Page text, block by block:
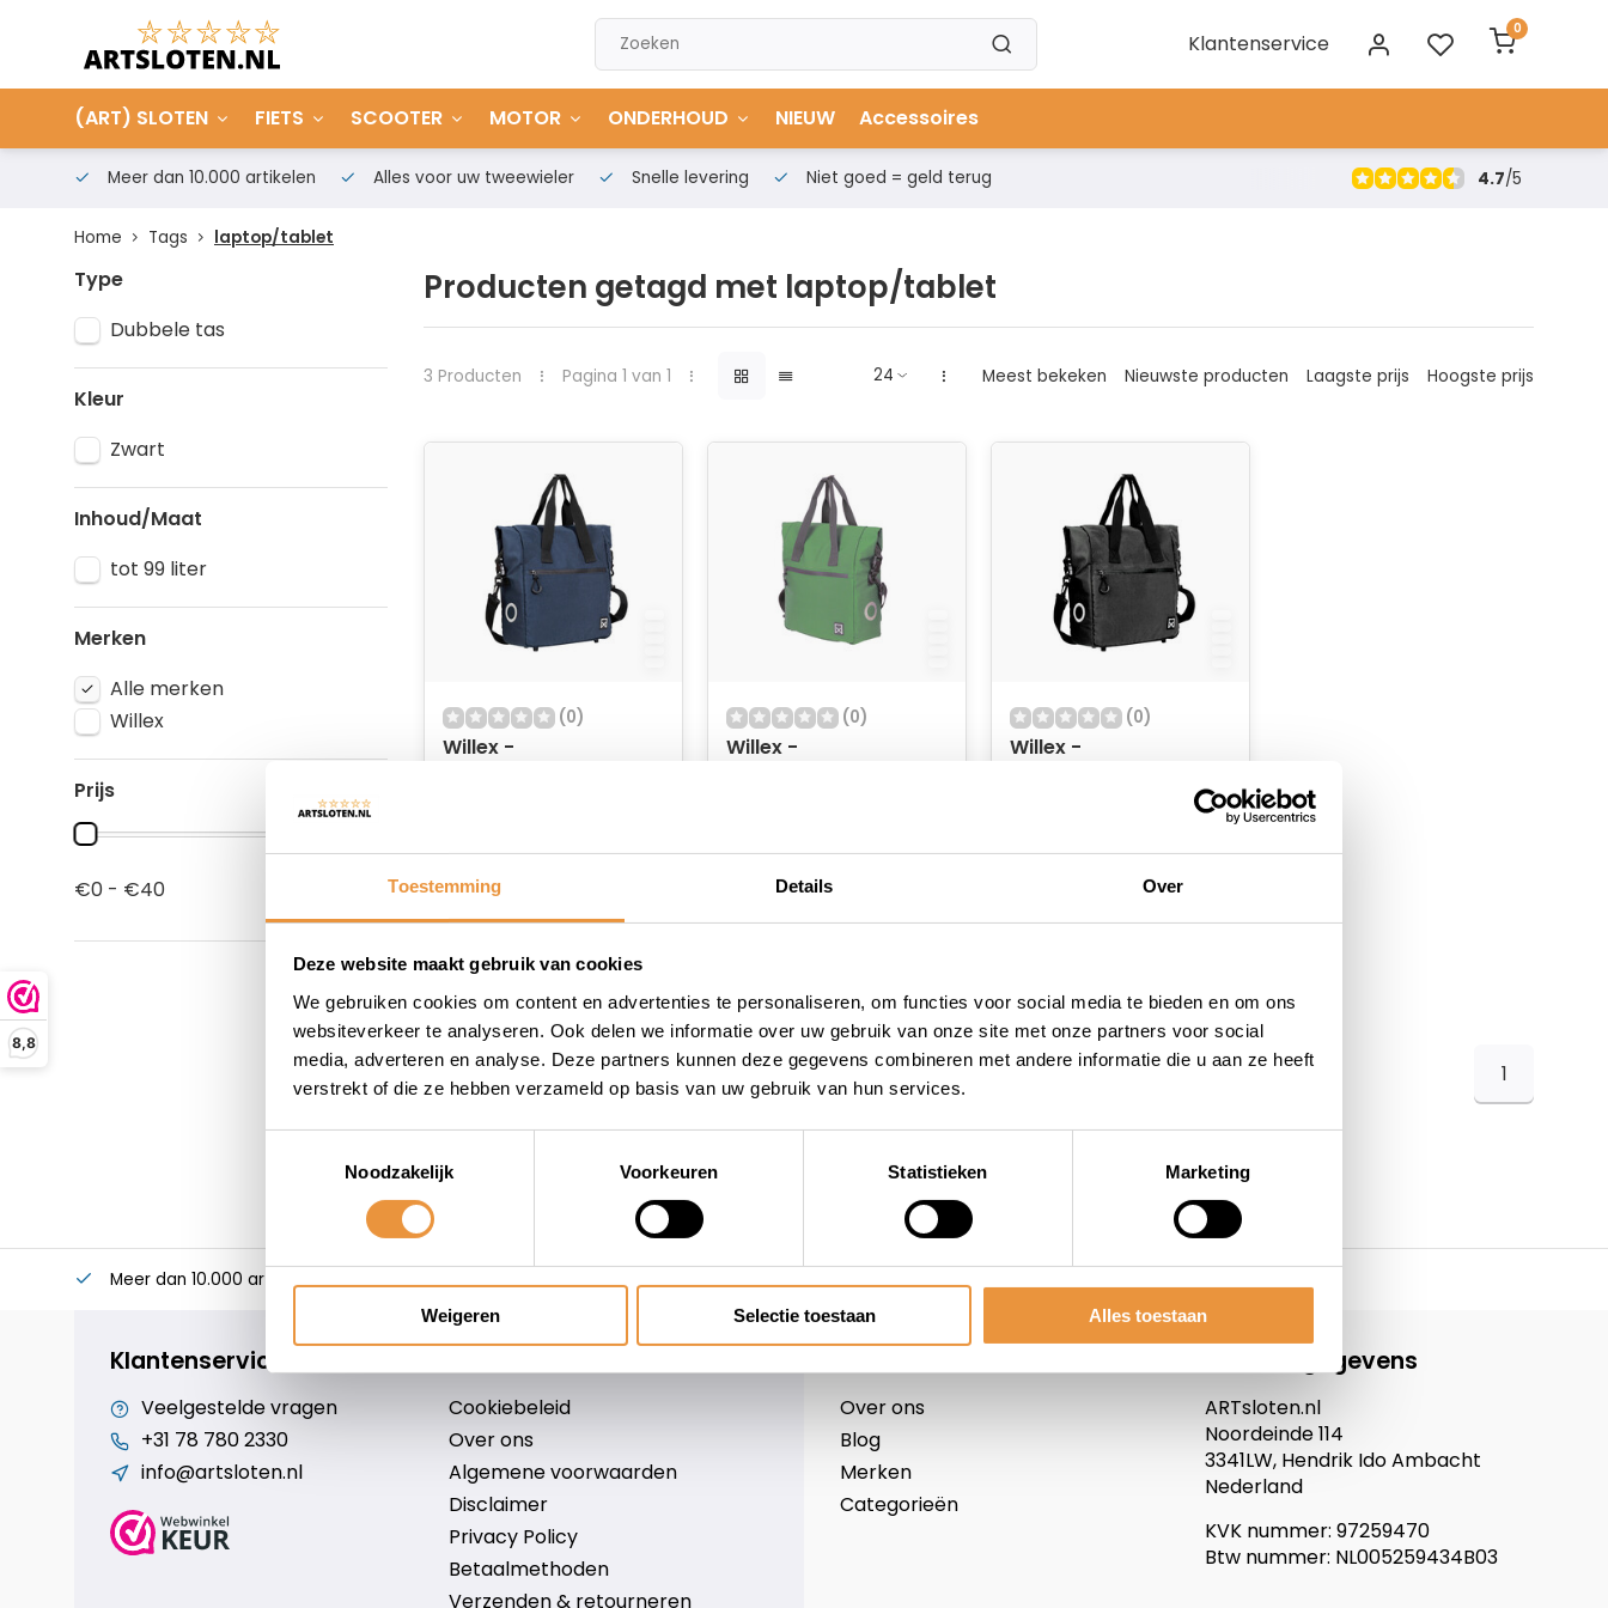
Toestemming Details Over
Deze website maakt gebruik van cookies
We gebruiken cookies om content en advertenties te personaliseren, om functies voor social media te bieden en om ons
websiteverkeer te analyseren. Ook delen we informatie over uw gebruik van onze site met onze partners voor social
media, adverteren en analyse. Deze partners kunnen deze gegevens combineren met andere informatie die u aan ze heeft
verstrekt of die ze hebben verzameld op basis van uw gebruik van hun services.
Noodzakelijk
Voorkeuren Statistieken Marketing
Weigeren Selectie toestaan Alles toestaan
8,8
Klantenservice
0
(ART) SLOTEN FIETS SCOOTER MOTOR ONDERHOUD NIEUW Accessoires
Meer dan 10.000 artikelen Alles voor uw tweewieler Snelle levering Niet goed = geld terug 4.7/5
Home Tags laptop/tablet
Type
Dubbele tas
Kleur
Zwart
Inhoud/Maat
tot 99 liter
Merken
Alle merken
Willex
Prijs
€0 - €40
Producten getagd met laptop/tablet
3 Producten Pagina 1 van 1 Meest bekeken Nieuwste producten Laagste prijs Hoogste prijs
(0)
Willex -
39,95
(0)
Willex -
39,95
(0)
Willex -
Multi Lite - Zwart - 16L
39,95
1
Meer dan 10.000 artikelen Alles voor uw tweewieler Snelle levering Niet goed = geld terug
Klantenservice
Veelgestelde vragen
+31 78 780 2330
info@artsloten.nl
Cookiebeleid
Over ons
Algemene voorwaarden
Disclaimer
Privacy Policy
Betaalmethoden
Verzenden & retourneren
Over ons
Blog
Merken
Categorieën
Contactgegevens
ARTsloten.nl
Noordeinde 114
3341LW, Hendrik Ido Ambacht
Nederland
KVK nummer: 97259470
Btw nummer: NL005259434B03